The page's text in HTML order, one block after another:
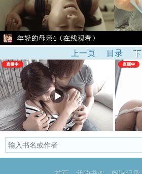
上一页 目录